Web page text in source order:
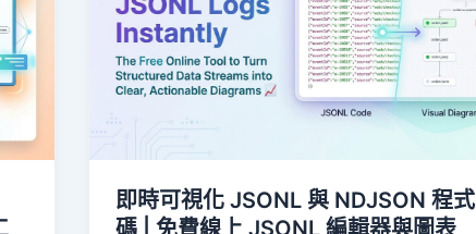
即時可視化 JSONL 與 NDJSON 程式
碼 | 免費線上 JSONL 編輯器與圖表